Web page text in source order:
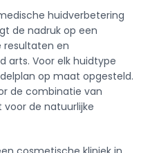
huidverbetering
de nadruk op een
resultaten en
arts. Voor elk huidtype
op maat opgesteld.
de combinatie van
de natuurlijke